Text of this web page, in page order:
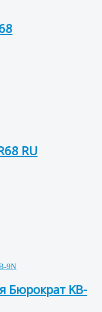
RU
9N
Бюрократ KB-